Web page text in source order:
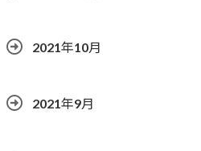
2021年10月
2021年9月